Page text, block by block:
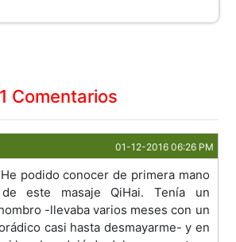
1 Comentarios
01-12-2016 06:26 PM
podido conocer de primera mano
este masaje QiHai. Tenía un
-llevaba varios meses con un
casi hasta desmayarme- y en